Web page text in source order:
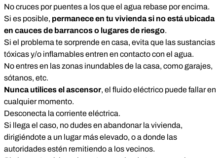
No cruces por puentes a los que el agua rebase por encima.
Si es posible, permanece en tu vivienda si no está ubicada
en cauces de barrancos o lugares de riesgo.
Si el problema te sorprende en casa, evita que las sustancias
tóxicas y/o inflamables entren en contacto con el agua.
No entres en las zonas inundables de la casa, como garajes,
sótanos, etc.
Nunca utilices el ascensor, el fluido eléctrico puede fallar en
cualquier momento.
Desconecta la corriente eléctrica.
Si llega el caso, no dudes en abandonar la vivienda,
dirigiéndote a un lugar más elevado, o a donde las
autoridades estén remitiendo a los vecinos.